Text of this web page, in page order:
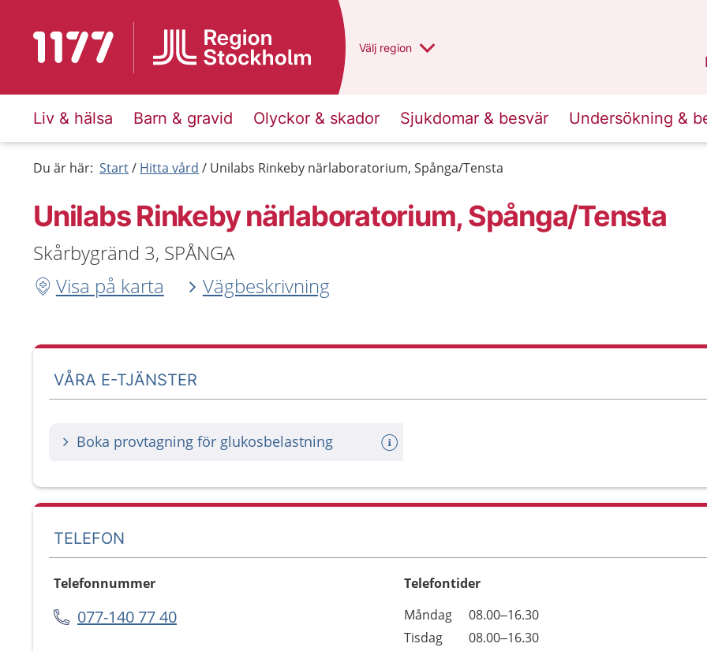
Till startsidan för 1177 Du har valt region
Välj en annan
region
Liv & hälsa Barn & gravid Olyckor & skador Sjukdomar & besvär Undersökning &
Du är här: Start Hitta vård Unilabs Rinkeby närlaboratorium, Spånga/Tensta
Unilabs Rinkeby närlaboratorium, Spånga/Tensta
Skårbygränd 3, SPÅNGA
Visa på karta
Vägbeskrivning
VÅRA E-TJÄNSTER
Boka provtagning för glukosbelastning
TELEFON
Telefonnummer
077-140 77 40
Telefontider
Dag
Öppettider
Kommentarer
Måndag
08.00–16.30
Tisdag
08.00–16.30